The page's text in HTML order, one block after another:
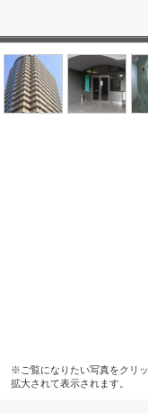
※ご覧になりたい写真をクリ
拡大されて表示されます。